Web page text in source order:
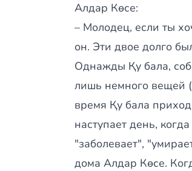
Алдар Көсе:
– Молодец, если ты
он. Эти двое долго
Однажды Қу бала,
лишь немного вещей
время Қу бала
наступает день,
"заболевает",
дома Алдар Көсе.